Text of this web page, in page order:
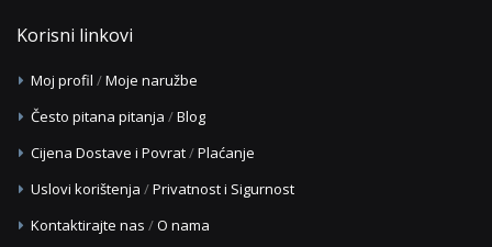
Korisni linkovi
Moj profil /Moje naružbe
Često pitana pitanja /Blog
Cijena Dostave i Povrat/Plaćanje
Uslovi korištenja /Privatnost i Sigurnost
Kontaktirajte nas /O nama